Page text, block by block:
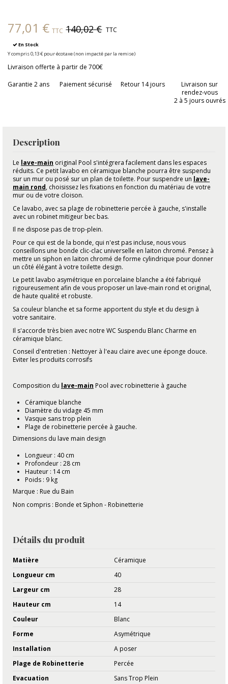
77,01 € TTC 140,02 € TTC
En Stock
Y compris 0,13 € pour écotaxe (non impacté par la remise)
Livraison offerte à partir de 700€
Garantie 2 ans
Paiement sécurisé Retour 14 jours
Livraison sur
rendez-vous
2 à 5 jours ouvrés
Description
Le lave-main original Pool s'intégrera facilement dans les espaces
réduits. Ce petit lavabo en céramique blanche pourra être suspendu
sur un mur ou posé sur un plan de toilette. Pour suspendre un lave-
main rond, choisissez les fixations en fonction du matériau de votre
mur ou de votre cloison.
Ce lavabo, avec sa plage de robinetterie percée à gauche, s'installe
avec un robinet mitigeur bec bas.
Il ne dispose pas de trop-plein.
Pour ce qui est de la bonde, qui n'est pas incluse, nous vous
conseillons une bonde clic-clac universelle en laiton chromé. Pensez à
mettre un siphon en laiton chromé de forme cylindrique pour donner
un côté élégant à votre toilette design.
Le petit lavabo asymétrique en porcelaine blanche a été fabriqué
rigoureusement afin de vous proposer un lave-main rond et original,
de haute qualité et robuste.
Sa couleur blanche et sa forme apportent du style et du design à
votre sanitaire.
Il s'accorde très bien avec notre WC Suspendu Blanc Charme en
céramique blanc.
Conseil d'entretien : Nettoyer à l'eau claire avec une éponge douce.
Eviter les produits corrosifs
Composition du lave-main Pool avec robinetterie à gauche
Céramique blanche
Diamètre du vidage 45 mm
Vasque sans trop plein
Plage de robinetterie percée à gauche.
Dimensions du lave main design
Longueur : 40 cm
Profondeur : 28 cm
Hauteur : 14 cm
Poids : 9 kg
Marque : Rue du Bain
Non compris : Bonde et Siphon - Robinetterie
Détails du produit
Matière
Céramique
Longueur cm
40
Largeur cm
28
Hauteur cm
14
Couleur
Blanc
Forme
Asymétrique
Installation
A poser
Plage de Robinetterie
Percée
Evacuation
Sans Trop Plein